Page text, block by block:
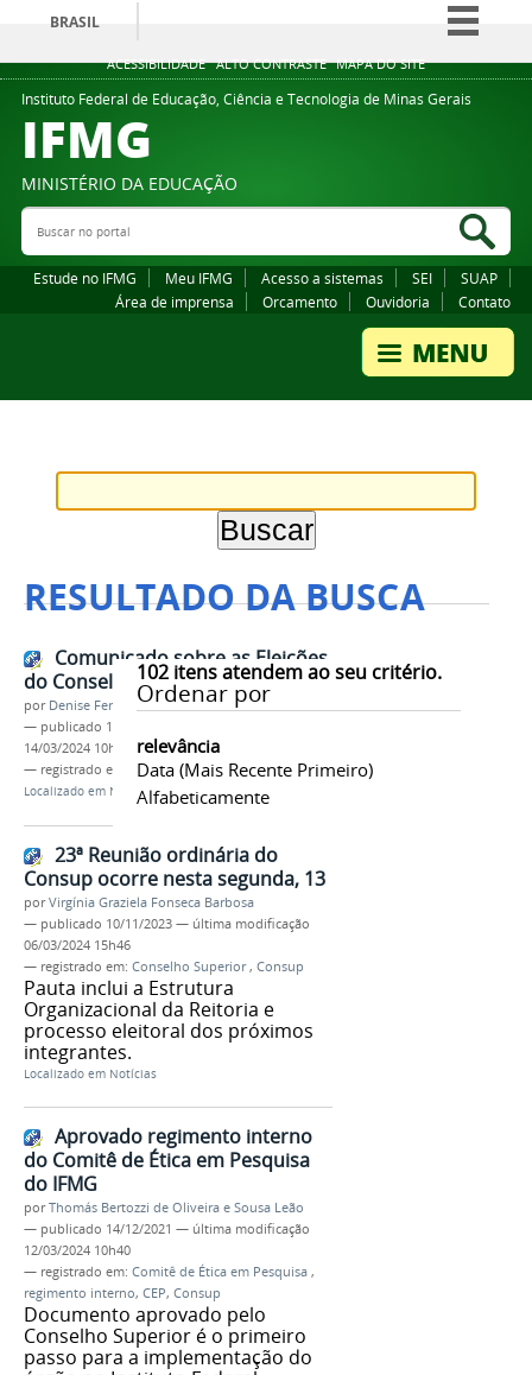
ACESSIBILIDADE ALTO CONTRASTE MAPA DO SITE
BRASIL
Simplifique!
Comunica BR
Legislação
Instituto Federal de Educação, Ciência e Tecnologia de Minas Gerais
IFMG
MINISTÉRIO DA EDUCAÇÃO
Buscar no portal
Estude no IFMG Meu IFMG Acesso a sistemas SEI
SUAP
Área de imprensa
Orcamento Ouvidoria Contato
RESULTADO DA BUSCA
102itens atendem ao seu critério.
Ordenar por
relevância
Data (mais Recente Primeiro)
Alfabeticamente
Comunicado sobre as Eleições
do Conselho Superior do IFMG
por Denise Ferreira dos Santos
— publicado 18/02/2021
14/03/2024 10h18
— registrado em:
Conselho Superior,Consup
Localizado em Notícias
23ª Reunião ordinária do
Consup ocorre nesta segunda, 13
porVirgínia Graziela Fonseca Barbosa
— publicado 10/11/2023 — última modificação
06/03/2024 15h46
— registrado em: Conselho Superior, Consup
Pauta inclui a Estrutura
Organizacional da Reitoria e
processo eleitoral dos próximos
integrantes.
Localizado em Notícias
Aprovado regimento interno
do Comitê de Ética em Pesquisa
do IFMG
porThomás Bertozzi de Oliveira e Sousa Leão
— publicado 14/12/2021 — última modificação
12/03/2024 10h40
— registrado em: Comitê de Ética em Pesquisa ,
regimento interno, CEP, Consup
Documento aprovado pelo
Conselho Superior é o primeiro
passo para a implementação do